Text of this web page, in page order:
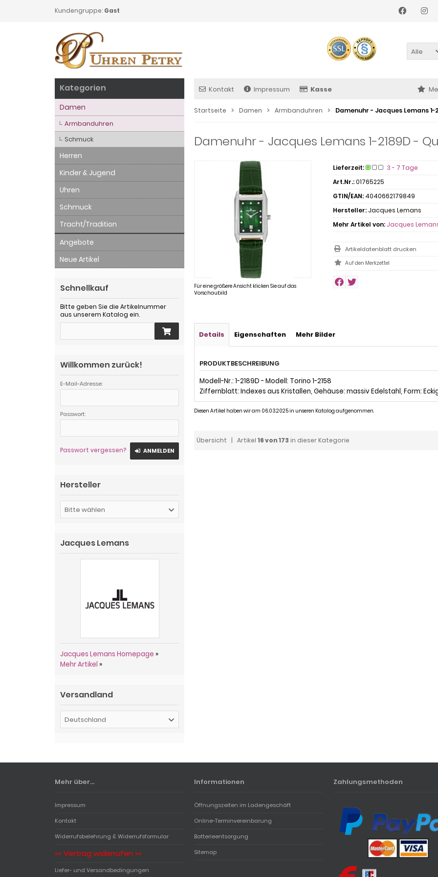
Kundengruppe: Gast
Alle
Kontakt Impressum Kasse
Startseite Damen Armbanduhren Damenuhr - Jacques Lemans 1-
Damenuhr - Jacques Lemans 1-2189D -
Für eine größere Ansicht klicken Sie auf das
Vorschaubild
Lieferzeit:
3 - 7 Tage
Art.Nr.:01765225
GTIN/EAN: 4040662179849
Hersteller: Jacques Lemans
Mehr Artikel von: Jacques
Artikeldatenblatt drucken
Details Eigenschaften Mehr Bilder
PRODUKTBESCHREIBUNG
Modell-Nr.: 1-2189D - Modell: Torino 1-2158
Ziffernblatt: Indexes aus Kristallen, Gehäuse: massiv Edelstahl, Form:
Diesen Artikel haben wir am 06.03.2025 in unseren Katalog aufgenommen.
Übersicht | Artikel 16 von 173 in dieser Kategorie
Kategorien
Damen
Armbanduhren
Schmuck
Herren
Kinder & Jugend
Uhren
Schmuck
Tracht/Tradition
Angebote
Neue Artikel
Schnellkauf
Bitte geben Sie die Artikelnummer
aus unserem Katalog ein.
Willkommen zurück!
E-Mail-Adresse:
Passwort:
Passwort vergessen? ANMELDEN
Hersteller
Bitte wählen
Jacques Lemans
Jacques Lemans Homepage »
Mehr Artikel »
Versandland
Deutschland
Mehr über...
Impressum
Kontakt
Widerrufsbelehrung & Widerrufsformular
«« Vertrag widerrufen »»
Liefer- und Versandbedingungen
Informationen
Öffnungszeiten im Ladengeschäft
Online-Terminvereinbarung
Batterieentsorgung
Sitemap
Zahlungsmethoden